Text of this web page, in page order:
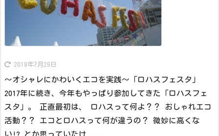
2019年7月29日
～オシャレにかわいくエコを実践～「ロハスフェスタ」
2017年に続き、今年もやっぱり参加してきた「ロハスフェ
スタ」。 正直最初は、 ロハスって何よ？？ おしゃれエコ
活動？？ エコとロハスって何が違うの？ 微妙に高くな
い!? とか思っていたけ ...